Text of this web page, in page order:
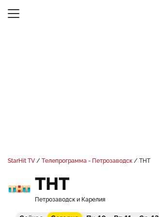
StarHit TV Телепрограмма - Петрозаводск ТНТ
ТНТ
Петрозаводск и Карелия